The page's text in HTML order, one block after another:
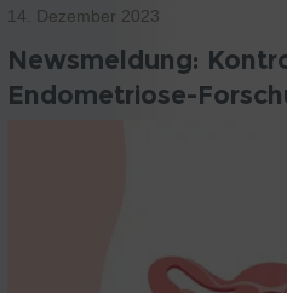
14. Dezember 2023
Newsmeldung:
Endometriose-